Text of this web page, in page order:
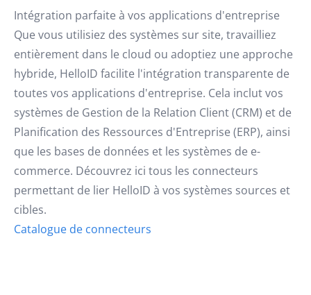
Intégration parfaite à vos applications d'entreprise
Que vous utilisiez des systèmes sur site, travailliez
entièrement dans le cloud ou adoptiez une approche
hybride, HelloID facilite l'intégration transparente de
toutes vos applications d'entreprise. Cela inclut vos
systèmes de Gestion de la Relation Client (CRM) et de
Planification des Ressources d'Entreprise (ERP), ainsi
que les bases de données et les systèmes de e-
commerce. Découvrez ici tous les connecteurs
permettant de lier HelloID à vos systèmes sources et
cibles.
Catalogue de connecteurs